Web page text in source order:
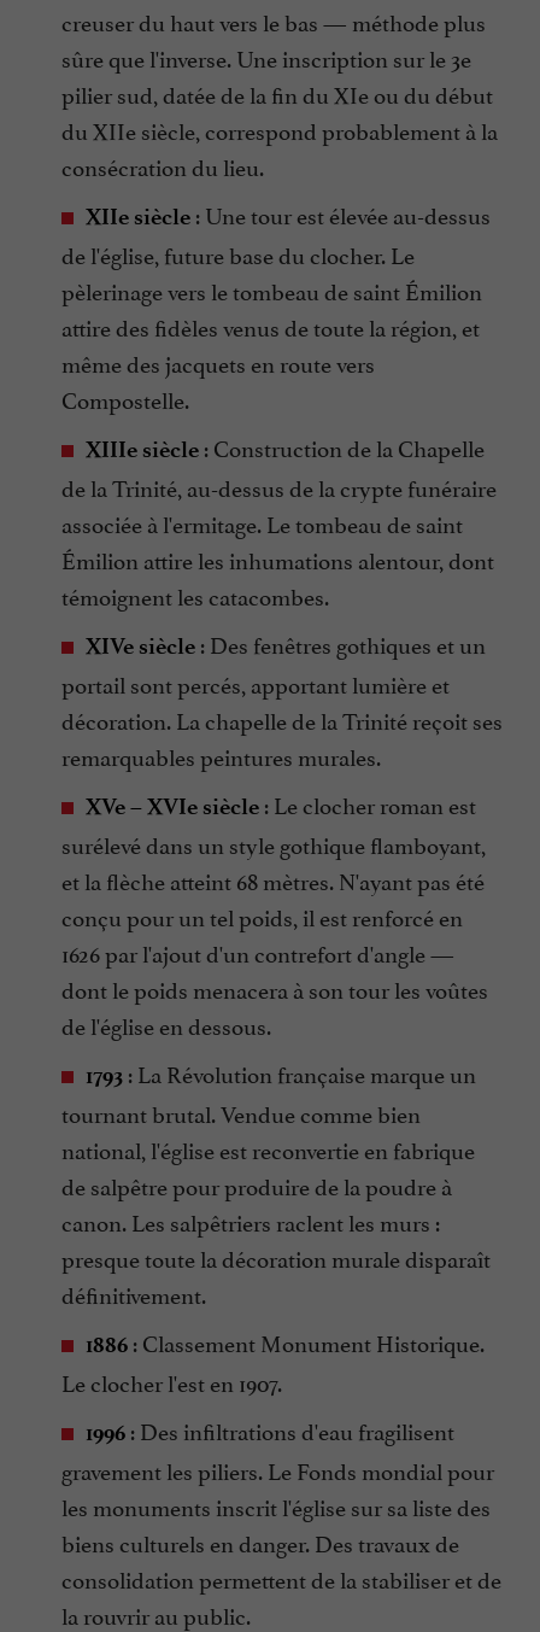
creuser du haut vers le bas — méthode plus
sûre que l'inverse. Une inscription sur le 3e
pilier sud, datée de la fin du XIe ou du début
du XIIe siècle, correspond probablement à la
consécration du lieu.
XIIe siècle : Une tour est élevée au-dessus
de l'église, future base du clocher. Le
pèlerinage vers le tombeau de saint Émilion
attire des fidèles venus de toute la région, et
même des jacquets en route vers
Compostelle.
XIIIe siècle : Construction de la Chapelle
de la Trinité, au-dessus de la crypte funéraire
associée à l'ermitage. Le tombeau de saint
Émilion attire les inhumations alentour, dont
témoignent les catacombes.
XIVe siècle : Des fenêtres gothiques et un
portail sont percés, apportant lumière et
décoration. La chapelle de la Trinité reçoit ses
remarquables peintures murales.
XVe – XVIe siècle : Le clocher roman est
surélevé dans un style gothique flamboyant,
et la flèche atteint 68 mètres. N'ayant pas été
conçu pour un tel poids, il est renforcé en
1626 par l'ajout d'un contrefort d'angle —
dont le poids menacera à son tour les voûtes
de l'église en dessous.
1793 : La Révolution française marque un
tournant brutal. Vendue comme bien
national, l'église est reconvertie en fabrique
de salpêtre pour produire de la poudre à
canon. Les salpêtriers raclent les murs :
presque toute la décoration murale disparaît
définitivement.
1886 : Classement Monument Historique.
Le clocher l'est en 1907.
1996 : Des infiltrations d'eau fragilisent
gravement les piliers. Le Fonds mondial pour
les monuments inscrit l'église sur sa liste des
biens culturels en danger. Des travaux de
consolidation permettent de la stabiliser et de
la rouvrir au public.